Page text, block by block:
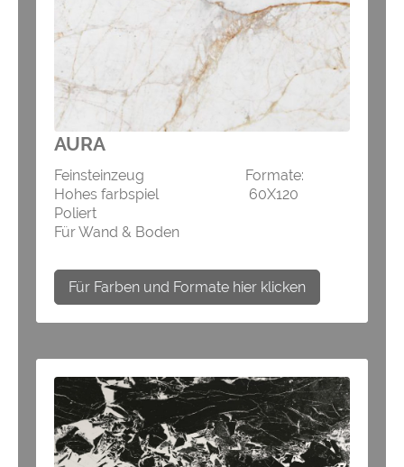
AURA
Feinsteinzeug Formate:
Hohes farbspiel 60X120
Poliert
Für Wand & Boden
Für Farben und Formate hier klicken